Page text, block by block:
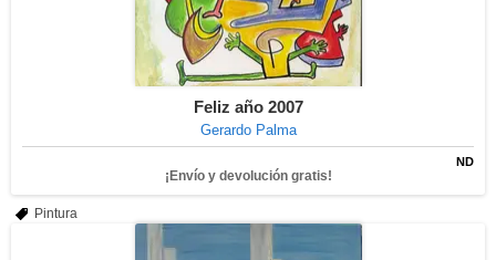
Feliz año 2007
Gerardo Palma
ND
¡Envío y devolución gratis!
Pintura